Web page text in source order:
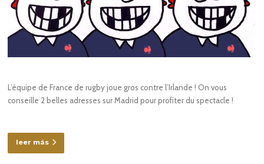
L’équipe de France de rugby joue gros contre l’Irlande ! On vous
conseille 2 belles adresses sur Madrid pour profiter du spectacle !
leer más